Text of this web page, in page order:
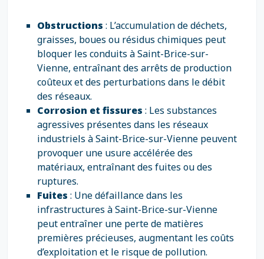
Obstructions : L’accumulation de déchets,
graisses, boues ou résidus chimiques peut
bloquer les conduits à Saint-Brice-sur-
Vienne, entraînant des arrêts de production
coûteux et des perturbations dans le débit
des réseaux.
Corrosion et fissures : Les substances
agressives présentes dans les réseaux
industriels à Saint-Brice-sur-Vienne peuvent
provoquer une usure accélérée des
matériaux, entraînant des fuites ou des
ruptures.
Fuites : Une défaillance dans les
infrastructures à Saint-Brice-sur-Vienne
peut entraîner une perte de matières
premières précieuses, augmentant les coûts
d’exploitation et le risque de pollution.